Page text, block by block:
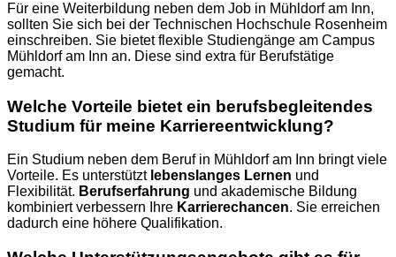
Für eine Weiterbildung neben dem Job in Mühldorf am Inn,
sollten Sie sich bei der Technischen Hochschule Rosenheim
einschreiben. Sie bietet flexible Studiengänge am Campus
Mühldorf am Inn an. Diese sind extra für Berufstätige
gemacht.
Welche Vorteile bietet ein berufsbegleitendes
Studium für meine Karriereentwicklung?
Ein Studium neben dem Beruf in Mühldorf am Inn bringt viele
Vorteile. Es unterstützt lebenslanges Lernen und
Flexibilität. Berufserfahrung und akademische Bildung
kombiniert verbessern Ihre Karrierechancen. Sie erreichen
dadurch eine höhere Qualifikation.